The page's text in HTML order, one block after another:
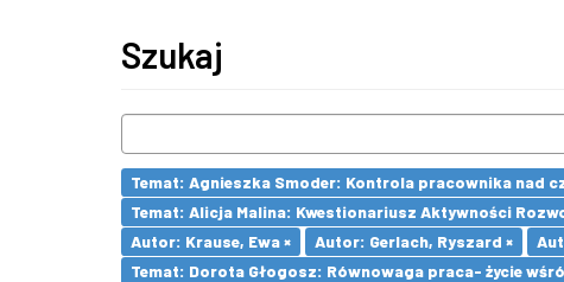
Szukaj
Temat: Agnieszka Smoder: Kontrola pracownika nad
Temat: Alicja Malina: Kwestionariusz Aktywności
Autor: Krause, Ewa ×
Autor: Gerlach, Ryszard ×
Temat: Dorota Głogosz: Równowaga praca- życie